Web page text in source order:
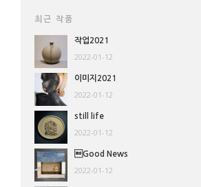
최근 작품
작업2021
2022-01-12
이미지2021
2022-01-12
still life
2022-01-12
Good News
2022-01-12